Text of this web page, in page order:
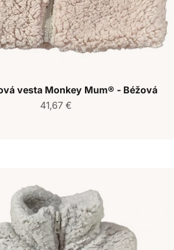
vesta Monkey Mum® - Béžová
Predajná cena
41,67 €